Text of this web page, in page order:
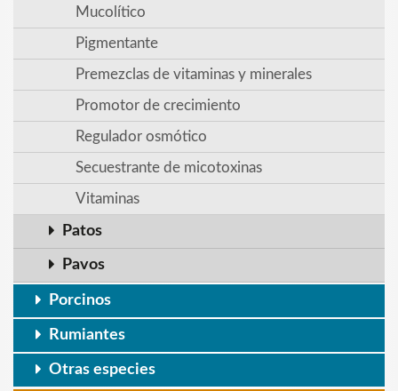
Mucolítico
Pigmentante
Premezclas de vitaminas y minerales
Promotor de crecimiento
Regulador osmótico
Secuestrante de micotoxinas
Vitaminas
Patos
Pavos
Porcinos
Rumiantes
Otras especies